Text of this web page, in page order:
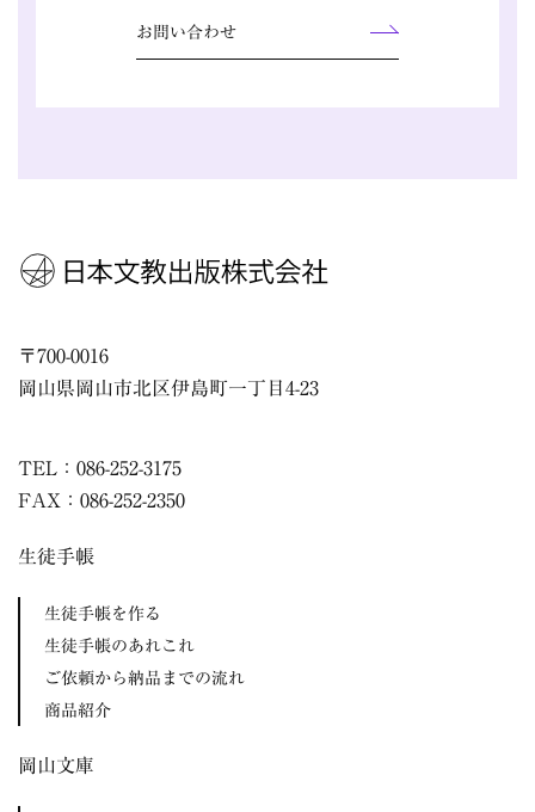
お問い合わせ
〒700-0016
岡山県 岡山市北区伊島町一丁目4-23
TEL：086-252-3175
FAX：086-252-2350
生徒手帳
生徒手帳を作る
生徒手帳のあれこれ
ご依頼から納品までの流れ
商品紹介
岡山文庫